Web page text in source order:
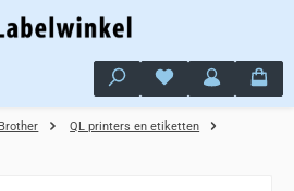
Je hebt 0 items op
Brother
QL printers en etiketten